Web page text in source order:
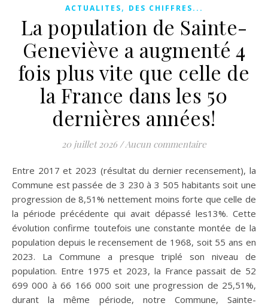
ACTUALITES, DES CHIFFRES...
La population de Sainte-
Geneviève a augmenté 4
fois plus vite que celle de
la France dans les 50
dernières années!
20 juillet 2026 / Aucun commentaire
Entre 2017 et 2023 (résultat du dernier recensement), la
Commune est passée de 3 230 à 3 505 habitants soit une
progression de 8,51% nettement moins forte que celle de
la période précédente qui avait dépassé les13%. Cette
évolution confirme toutefois une constante montée de la
population depuis le recensement de 1968, soit 55 ans en
2023. La Commune a presque triplé son niveau de
population. Entre 1975 et 2023, la France passait de 52
699 000 à 66 166 000 soit une progression de 25,51%,
durant la même période, notre Commune, Sainte-